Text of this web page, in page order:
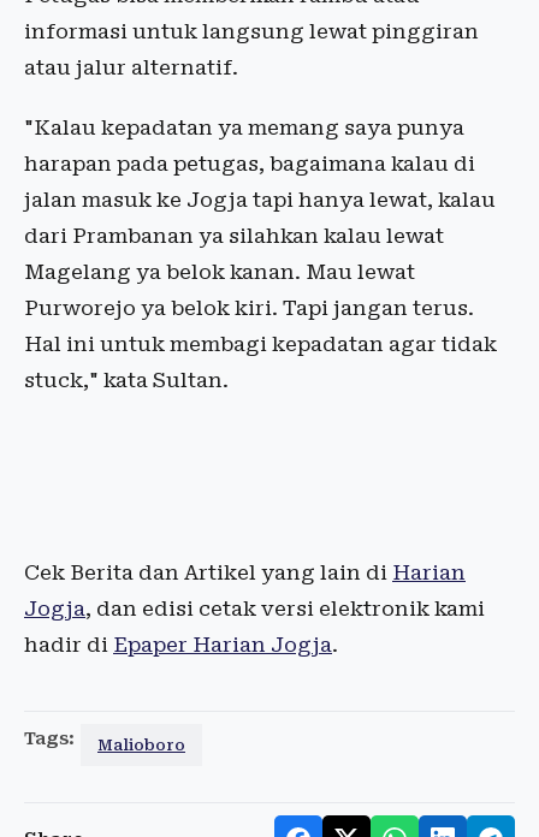
informasi untuk langsung lewat pinggiran
atau jalur alternatif.
"Kalau kepadatan ya memang saya punya
harapan pada petugas, bagaimana kalau di
jalan masuk ke Jogja tapi hanya lewat, kalau
dari Prambanan ya silahkan kalau lewat
Magelang ya belok kanan. Mau lewat
Purworejo ya belok kiri. Tapi jangan terus.
Hal ini untuk membagi kepadatan agar tidak
stuck," kata Sultan.
Cek Berita dan Artikel yang lain di Harian
Jogja, dan edisi cetak versi elektronik kami
hadir di Epaper Harian Jogja.
Tags: Malioboro